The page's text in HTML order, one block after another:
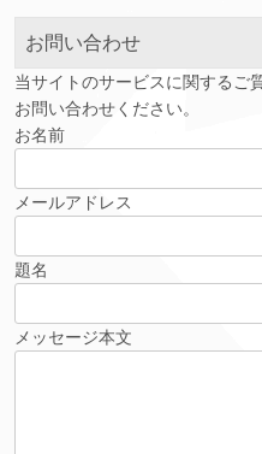
お問い合わせ
当サイトのサービスに関するご
お問い合わせください。
お名前
メールアドレス
題名
メッセージ本文